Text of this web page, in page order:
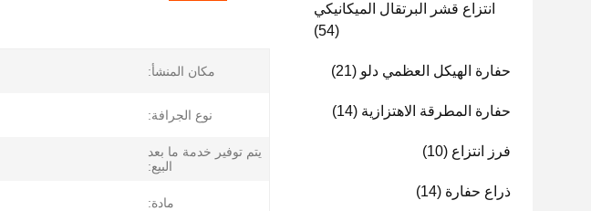
انتزاع قشر البرتقال الميكانيكي
(54)
حفارة الهيكل العظمي دلو (21)
حفارة المطرقة الاهتزازية (14)
فرز انتزاع (10)
ذراع حفارة (14)
مكان المنشأ:
نوع الجرافة:
يتم توفير خدمة ما بعد
البيع:
مادة: